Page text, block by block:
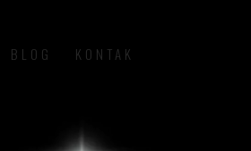
BLOG KONTAK